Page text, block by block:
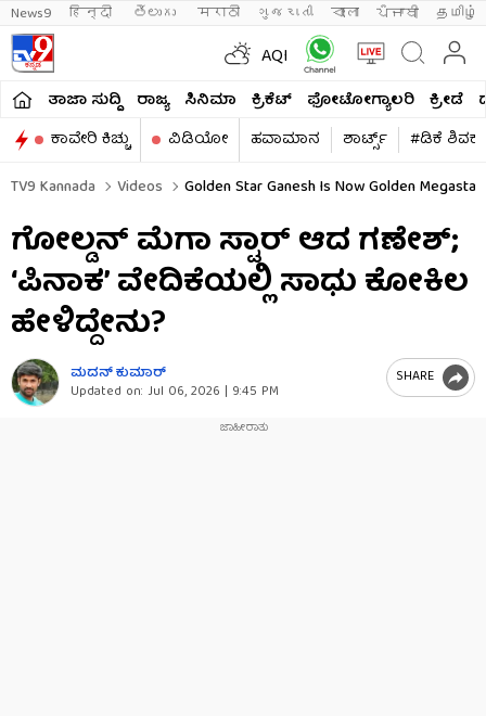
News9 हिन्दी తెలుగు मराठी ગુજરાતી বাংলা ਪੰਜਾਬੀ தமிழ்
AQI
ತಾಜಾ ಸುದ್ದಿ ರಾಜ್ಯ ಸಿನಿಮಾ ಕ್ರಿಕೆಟ್​ ಫೋಟೋಗ್ಯಾಲರಿ ಕ್ರೀಡೆ
ಕಾವೇರಿ ಕಿಚ್ಚು
ವಿಡಿಯೋ ಹವಾಮಾನ ಶಾರ್ಟ್ಸ್​
#ಡಿಕೆ
TV9 Kannada
Videos Golden Star Ganesh Is Now Golden
ಗೋಲ್ಡನ್ ಮೆಗಾ ಸ್ಟಾರ್ ಆದ ಗಣೇಶ್;
‘ಪಿನಾಕ’ ವೇದಿಕೆಯಲ್ಲಿ ಸಾಧು ಕೋಕಿಲ
ಹೇಳಿದ್ದೇನು?
ಮದನ್​ ಕುಮಾರ್​
Updated on: Jul 06, 2026 | 9:45 PM
SHARE